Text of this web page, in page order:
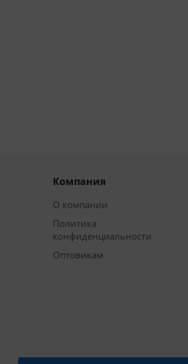
Компания
О компании
Политика
конфиденциальности
Оптовикам